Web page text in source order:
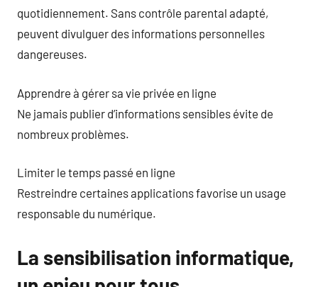
quotidiennement. Sans contrôle parental adapté,
peuvent divulguer des informations personnelles
dangereuses.
Apprendre à gérer sa vie privée en ligne
Ne jamais publier d’informations sensibles évite de
nombreux problèmes.
Limiter le temps passé en ligne
Restreindre certaines applications favorise un usage
responsable du numérique.
La sensibilisation informatique,